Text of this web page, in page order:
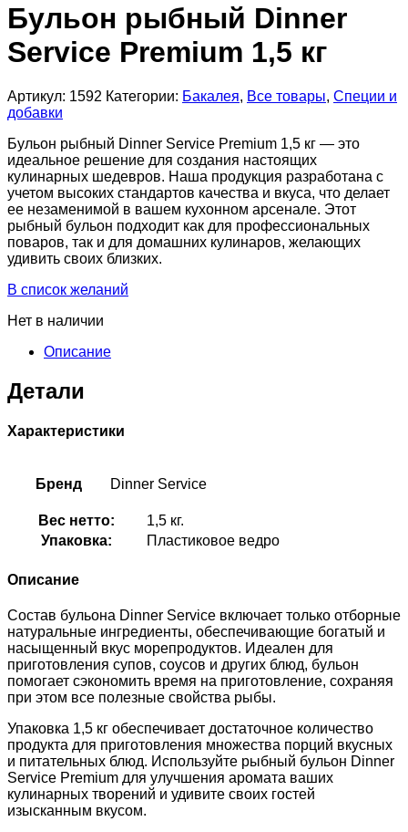
Бульон рыбный Dinner
Service Premium 1,5 кг
Артикул: 1592 Категории: Бакалея, Все товары, Специи и
добавки
Бульон рыбный Dinner Service Premium 1,5 кг — это
идеальное решение для создания настоящих
кулинарных шедевров. Наша продукция разработана с
учетом высоких стандартов качества и вкуса, что делает
ее незаменимой в вашем кухонном арсенале. Этот
рыбный бульон подходит как для профессиональных
поваров, так и для домашних кулинаров, желающих
удивить своих близких.
В список желаний
Нет в наличии
Описание
Детали
Характеристики
Бренд Dinner Service
Вес нетто:
1,5 кг.
Упаковка:
Пластиковое ведро
Описание
Состав бульона Dinner Service включает только отборные
натуральные ингредиенты, обеспечивающие богатый и
насыщенный вкус морепродуктов. Идеален для
приготовления супов, соусов и других блюд, бульон
помогает сэкономить время на приготовление, сохраняя
при этом все полезные свойства рыбы.
Упаковка 1,5 кг обеспечивает достаточное количество
продукта для приготовления множества порций вкусных
и питательных блюд. Используйте рыбный бульон Dinner
Service Premium для улучшения аромата ваших
кулинарных творений и удивите своих гостей
изысканным вкусом.